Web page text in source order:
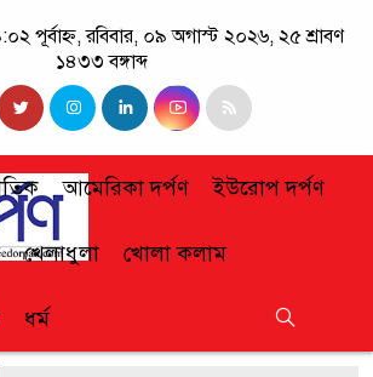
পূর্বাহ্ন, রবিবার, ০৯ অগাস্ট ২০২৬, ২৫ শ্রাবণ
১৪৩৩ বঙ্গাব্দ
আমেরিকা দর্পণ ইউরোপ দর্পণ
খেলাধুলা খোলা কলাম
ধর্ম